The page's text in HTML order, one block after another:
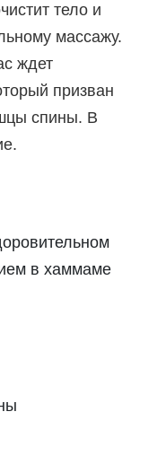
тело и
массажу.
ждет
призван
спины. В
в хаммаме